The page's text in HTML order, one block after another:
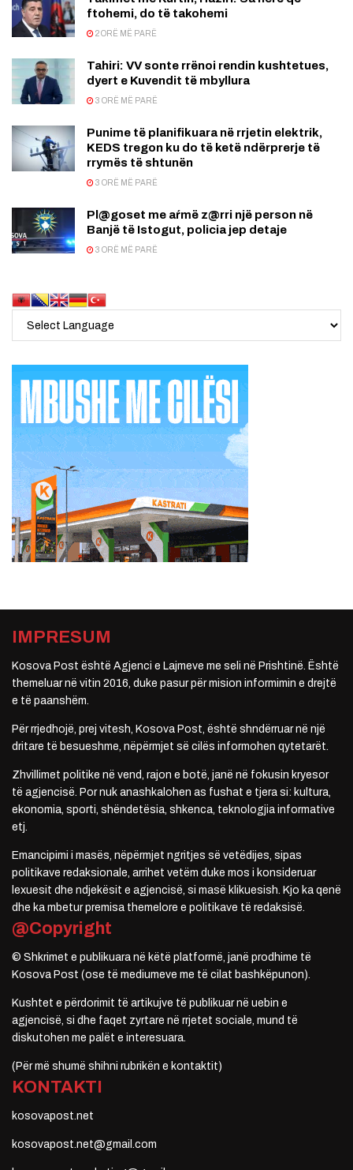
ftohemi, do të takohemi
2 ORË MË PARË
Tahiri: VV sonte rrënoi rendin kushtetues,
dyert e Kuvendit të mbyllura
3 ORË MË PARË
Punime të planifikuara në rrjetin elektrik,
KEDS tregon ku do të ketë ndërprerje të
rrymës të shtunën
3 ORË MË PARË
Pl@goset me aŕmë z@rri një person në
Banjë të Istogut, policia jep detaje
3 ORË MË PARË
IMPRESUM
Kosova Post është Agjenci e Lajmeve me seli në Prishtinë. Është
themeluar në vitin 2016, duke pasur për mision informimin e drejtë
e të paanshëm.
Për rrjedhojë, prej vitesh, Kosova Post, është shndërruar në një
dritare të besueshme, nëpërmjet së cilës informohen qytetarët.
Zhvillimet politike në vend, rajon e botë, janë në fokusin kryesor
të agjencisë. Por nuk anashkalohen as fushat e tjera si: kultura,
ekonomia, sporti, shëndetësia, shkenca, teknologjia informative
etj.
Emancipimi i masës, nëpërmjet ngritjes së vetëdijes, sipas
politikave redaksionale, arrihet vetëm duke mos i konsideruar
lexuesit dhe ndjekësit e agjencisë, si masë klikuesish. Kjo ka qenë
dhe ka mbetur premisa themelore e politikave të redaksisë.
@Copyright
© Shkrimet e publikuara në këtë platformë, janë prodhime të
Kosova Post (ose të mediumeve me të cilat bashkëpunon).
Kushtet e përdorimit të artikujve të publikuar në uebin e
agjencisë, si dhe faqet zyrtare në rrjetet sociale, mund të
diskutohen me palët e interesuara.
(Për më shumë shihni rubrikën e kontaktit)
KONTAKTI
kosovapost.net
kosovapost.net@gmail.com